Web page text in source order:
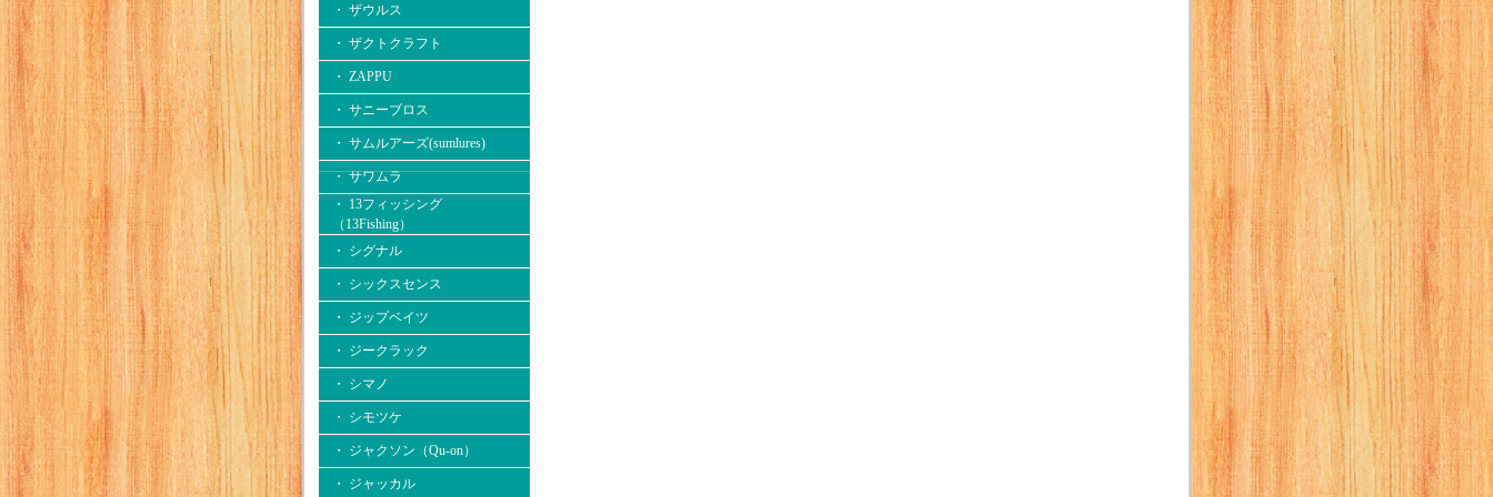
・ ザウルス
・ ザクトクラフト
・ ZAPPU
・ サニーブロス
・ サムルアーズ(sumlures)
・ サワムラ
・ 13フィッシング
（13Fishing）
・ シグナル
・ シックスセンス
・ ジップベイツ
・ ジークラック
・ シマノ
・ シモツケ
・ ジャクソン（Qu-on）
・ ジャッカル